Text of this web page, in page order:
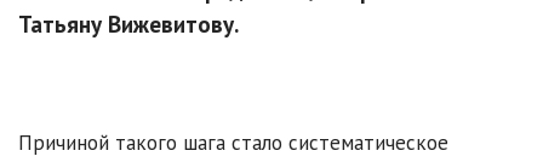
Татьяну Вижевитову.
Причиной такого шага стало систематическое